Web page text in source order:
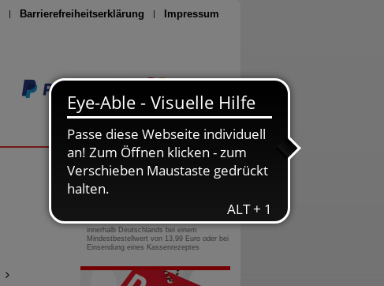
Barrierefreiheitserklärung Impressum
Seite drucken
0800-10 11 422
gebührenfreie Rufnummer
innerhalb Deutschlands bei einem
Mindestbestellwert von 13,99 Euro oder bei
Einsendung eines Kassenrezeptes